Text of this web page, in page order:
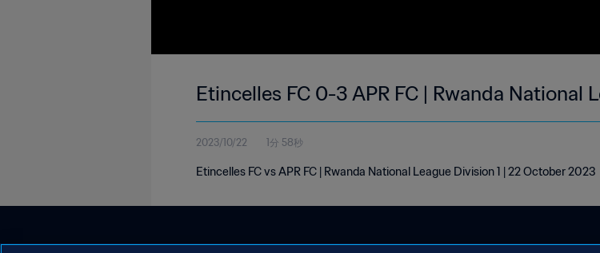
Etincelles FC 0-3 APR FC | Rwanda National
2023/10/22 1分 58秒
Etincelles FC vs APR FC | Rwanda National League Division 1 | 22 October 2023